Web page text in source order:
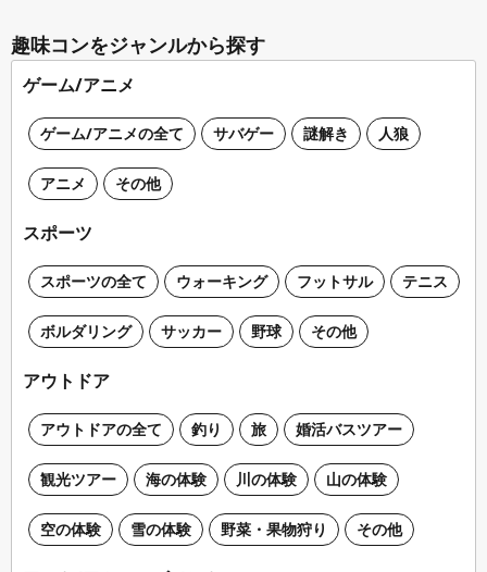
趣味コンをジャンルから探す
ゲーム/アニメ
ゲーム/アニメの全て サバゲー 謎解き 人狼
アニメ その他
スポーツ
スポーツの全て ウォーキング フットサル テニス
ボルダリング サッカー 野球 その他
アウトドア
アウトドアの全て 釣り 旅 婚活バスツアー
観光ツアー 海の体験 川の体験 山の体験
空の体験 雪の体験 野菜・果物狩り その他